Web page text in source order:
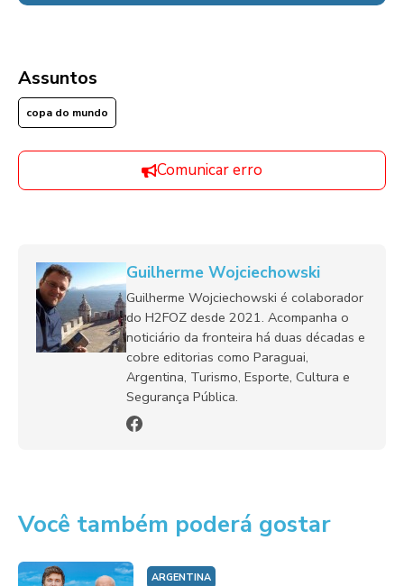
Assuntos
copa do mundo
Comunicar erro
Guilherme Wojciechowski
Guilherme Wojciechowski é colaborador
do H2FOZ desde 2021. Acompanha o
noticiário da fronteira há duas décadas e
cobre editorias como Paraguai,
Argentina, Turismo, Esporte, Cultura e
Segurança Pública.
Você também poderá gostar
ARGENTINA